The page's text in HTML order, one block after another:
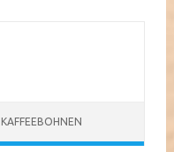
KAFFEEBOHNEN